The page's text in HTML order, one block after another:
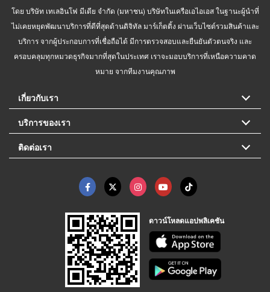
โดย บริษัท เทเลอินโฟ มีเดีย จำกัด (มหาชน) บริษัทในเครือเอไอเอส ในฐานะผู้นำที่
ไม่เคยหยุดพัฒนาบริการที่ดีที่สุดด้านดิจิทัล มาร์เก็ตติ้ง ผ่านเว็บไซต์รวมสินค้าและ
บริการ จากผู้ประกอบการที่เชื่อถือได้ มีการตรวจสอบและยืนยันตัวตนจริง และ
ครอบคลุมทุกหมวดธุรกิจมากที่สุดในประเทศ เราจะมอบบริการที่เหนือความคาด
หมาย จากทีมงานคุณภาพ
เกี่ยวกับเรา
บริการของเรา
ติดต่อเรา
ดาวน์โหลดแอปพลิเคชัน